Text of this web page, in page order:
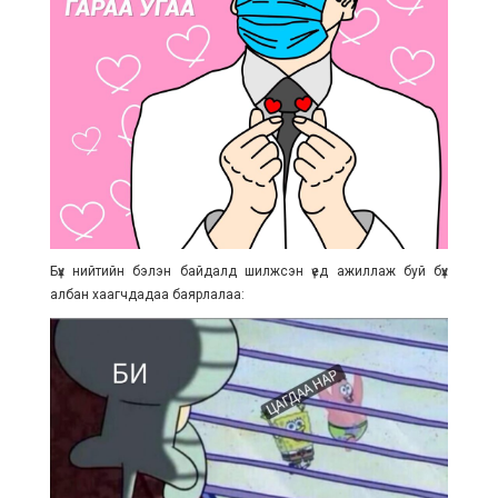
Бүх нийтийн бэлэн байдалд шилжсэн үед ажиллаж буй бүх
албан хаагчдадаа баярлалаа: